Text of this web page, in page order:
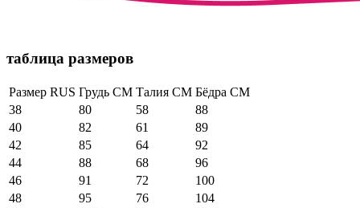
таблица размеров
Размер RUS Грудь СМ Талия СМ Бёдра СМ
38
80 58
88
40
82 61
89
42
85 64
92
44
88 68
96
46
91 72
100
48
95 76
104